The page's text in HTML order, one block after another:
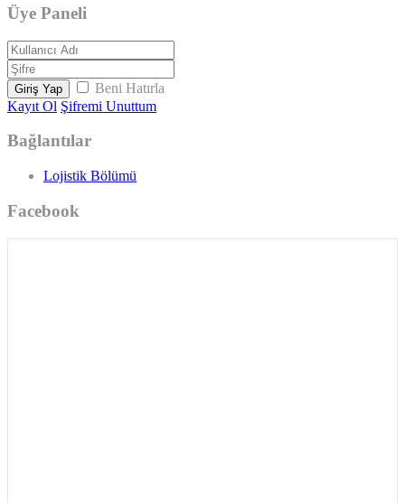
Üye Paneli
Giriş Yap
Beni Hatırla
Kayıt Ol Şifremi Unuttum
Bağlantılar
Lojistik Bölümü
Facebook